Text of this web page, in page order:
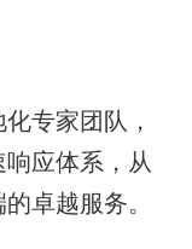
专家团队，
应体系，从
卓越服务。